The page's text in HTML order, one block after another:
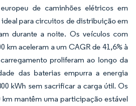
de caminhões elétricos em
para circuitos de distribuição em
durante a noite. Os veículos com
km aceleram a um CAGR de 41,6% à
proliferam ao longo da
das baterias empurra a energia
kWh sem sacrificar a carga útil. Os
mantêm uma participação estável